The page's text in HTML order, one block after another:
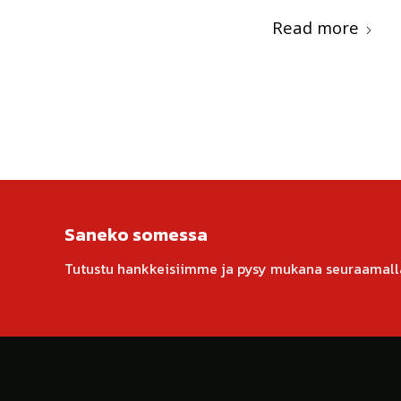
Read more
Saneko somessa
Tutustu hankkeisiimme ja pysy mukana